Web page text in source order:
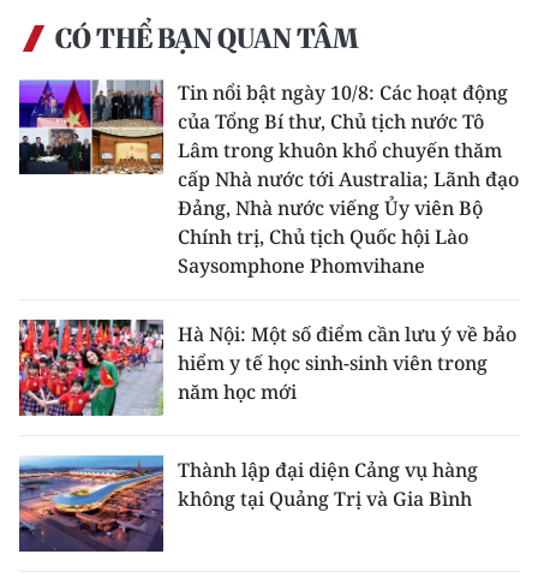
CÓ THỂ BẠN QUAN TÂM
Tin nổi bật ngày 10/8: Các hoạt động
của Tổng Bí thư, Chủ tịch nước Tô
Lâm trong khuôn khổ chuyến thăm
cấp Nhà nước tới Australia; Lãnh đạo
Đảng, Nhà nước viếng Ủy viên Bộ
Chính trị, Chủ tịch Quốc hội Lào
Saysomphone Phomvihane
Hà Nội: Một số điểm cần lưu ý về bảo
hiểm y tế học sinh-sinh viên trong
năm học mới
Thành lập đại diện Cảng vụ hàng
không tại Quảng Trị và Gia Bình